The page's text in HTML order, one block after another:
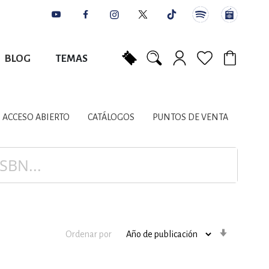
BLOG TEMAS
LITERARIOS
PLANIFICACIÓN
ACCESO ABIERTO CATÁLOGOS PUNTOS DE VENTA
Ordenar por